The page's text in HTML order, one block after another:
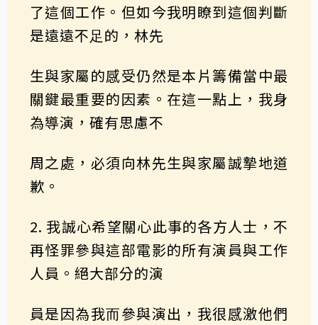
了這個工作。但如今我明瞭到這個判斷
是遠遠不⾜的，林先
⽣與家屬的感受仍然是本片籌備當中最
關鍵最重要的因素。在這一點上，我身
為導演，確有思慮不
周之處，必須向林先⽣與家屬誠摯地道
歉。
2. 我誠心希望關心此事的各方人士，不
再怪罪參與這部電影的所有演員與⼯作
⼈員。絕⼤部分的演
員是因為我⽽參與演出，我很感激他們